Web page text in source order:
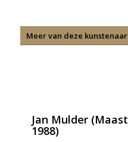
Meer van deze kunstenaar
Jan Mulder
1988)